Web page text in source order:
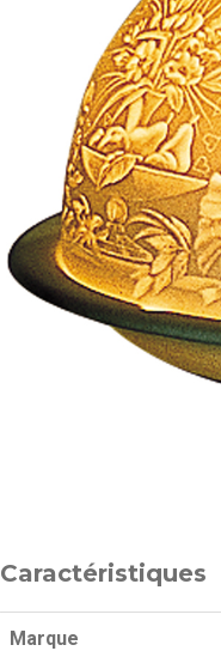
Caractéristiques
Marque